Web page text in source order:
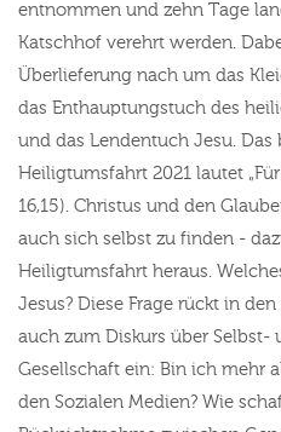
entnommen und zehn Tage
Katschhof verehrt werden.
Überlieferung nach um das
das Enthauptungstuch des
und das Lendentuch Jesu.
Heiligtumsfahrt 2021 lautet
16,15). Christus und den
auch sich selbst zu finden -
Heiligtumsfahrt heraus.
Jesus? Diese Frage rückt in
auch zum Diskurs über Selbst-
Gesellschaft ein: Bin ich mehr
den Sozialen Medien? Wie